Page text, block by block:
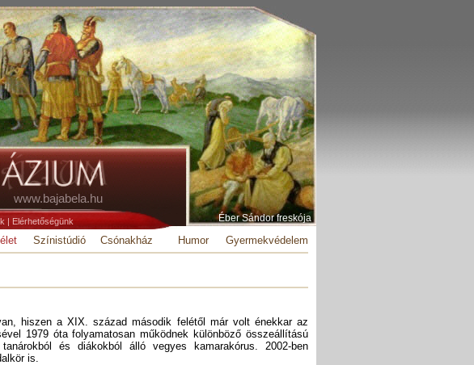
www.bajabela.hu
Éber Sándor freskója
| Elérhetőségünk
Színistúdió Csónakház Humor Gyermekvédelem
hiszen a XIX. század második felétől már volt énekkar az
1979 óta folyamatosan működnek különböző összeállítású
és diákokból álló vegyes kamarakórus. 2002-ben
is.